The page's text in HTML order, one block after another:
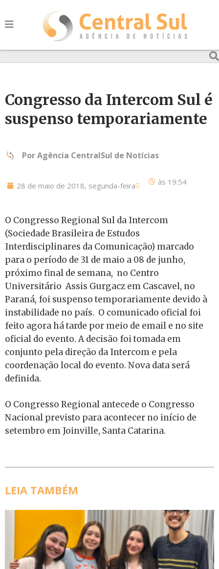
Congresso da Intercom Sul é
suspenso temporariamente
PorAgência CentralSul de Notícias
28 de maio de 2018, segunda-feira às 19:54
O Congresso Regional Sul da Intercom
(Sociedade Brasileira de Estudos
Interdisciplinares da Comunicação) marcado
para o período de 31 de maio a 08 de junho,
próximo final de semana, no Centro
Universitário Assis Gurgacz em Cascavel, no
Paraná, foi suspenso temporariamente devido à
instabilidade no país. O comunicado oficial foi
feito agora há tarde por meio de email e no site
oficial do evento. A decisão foi tomada em
conjunto pela direção da Intercom e pela
coordenação local do evento. Nova data será
definida.
O Congresso Regional antecede o Congresso
Nacional previsto para acontecer no início de
setembro em Joinville, Santa Catarina.
LEIA TAMBÉM